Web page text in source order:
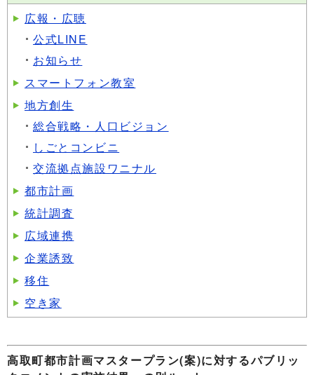
広報・広聴
公式LINE
お知らせ
スマートフォン教室
地方創生
総合戦略・人口ビジョン
しごとコンビニ
交流拠点施設ワニナル
都市計画
統計調査
広域連携
企業誘致
移住
空き家
高取町都市計画マスタープラン(案)に対するパブリッ